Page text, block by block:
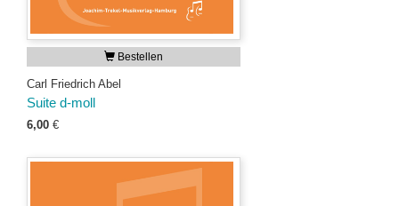
Bestellen
Carl Friedrich Abel
Suite d-moll
6,00 €